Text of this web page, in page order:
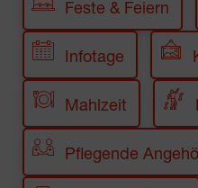
Feste & Feiern
Infotage
Mahlzeit
Pflegende